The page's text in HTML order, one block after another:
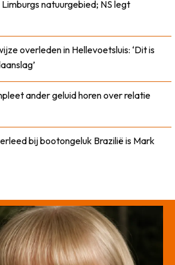
natuurgebied; NS legt
overleden in Hellevoetsluis: ‘Dit is
ander geluid horen over relatie
bij bootongeluk Brazilië is Mark